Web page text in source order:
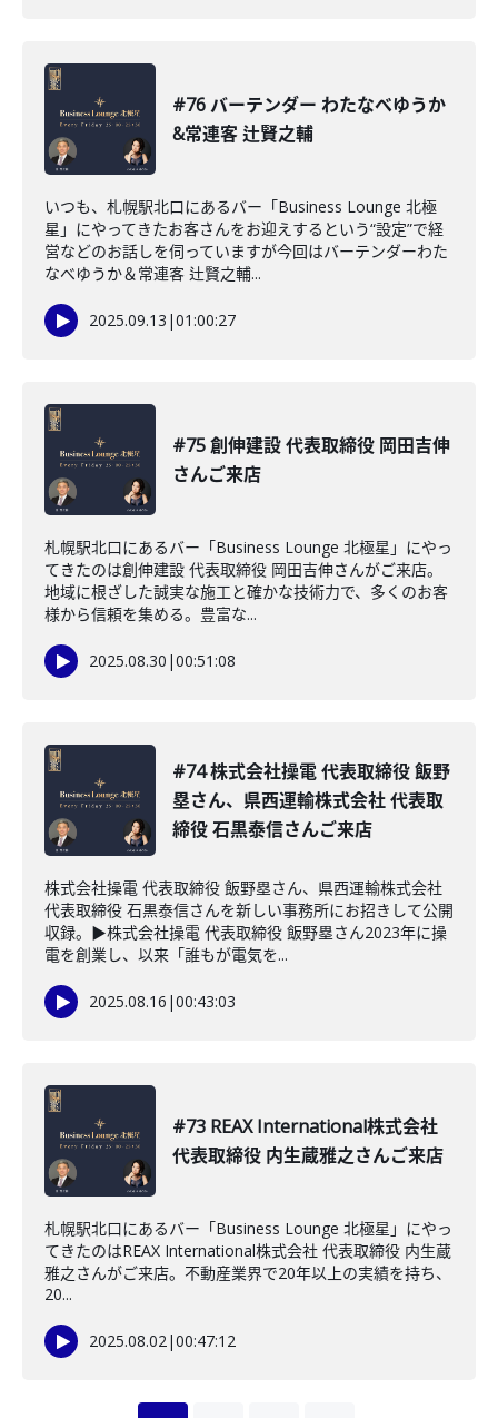
#76 バーテンダー わたなべゆうか
&常連客 辻賢之輔
いつも、札幌駅北口にあるバー「Business Lounge 北極
星」にやってきたお客さんをお迎えするという“設定”で経
営などのお話しを伺っていますが今回はバーテンダーわた
なべゆうか＆常連客 辻賢之輔...
2025.09.13 |01:00:27
#75 創伸建設 代表取締役 岡田吉伸
さんご来店
札幌駅北口にあるバー「Business Lounge 北極星」にやっ
てきたのは創伸建設 代表取締役 岡田吉伸さんがご来店。
地域に根ざした誠実な施工と確かな技術力で、多くのお客
様から信頼を集める。豊富な...
2025.08.30 |00:51:08
#74 株式会社操電 代表取締役 飯野
塁さん、県西運輸株式会社 代表取
締役 石黒泰信さんご来店
株式会社操電 代表取締役 飯野塁さん、県西運輸株式会社
代表取締役 石黒泰信さんを新しい事務所にお招きして公開
収録。▶︎株式会社操電 代表取締役 飯野塁さん2023年に操
電を創業し、以来「誰もが電気を...
2025.08.16 |00:43:03
#73 REAX International株式会社
代表取締役 内生蔵雅之さんご来店
札幌駅北口にあるバー「Business Lounge 北極星」にやっ
てきたのはREAX International株式会社 代表取締役 内生蔵
雅之さんがご来店。不動産業界で20年以上の実績を持ち、
20...
2025.08.02|00:47:12